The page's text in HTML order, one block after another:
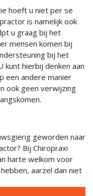
hoeft u niet per se
is namelijk ook
u graag bij het
mensen komen bij
bij het
kunt hierbij denken aan
een andere manier
ook geen verwijzing
geworden naar
Bij Chiropraxi
harte welkom voor
aarzel dan niet